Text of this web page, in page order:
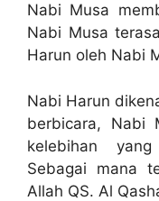
Nabi Musa
Nabi Musa
Harun oleh Nabi
Nabi Harun
berbicara, Nabi
kelebihan
Sebagai mana
Allah QS. Al